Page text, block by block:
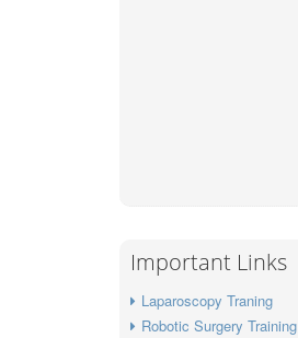
Important Links
Laparoscopy Traning
Robotic Surgery Training